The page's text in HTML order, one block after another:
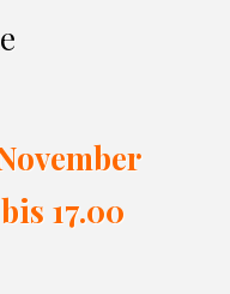
s 17.00